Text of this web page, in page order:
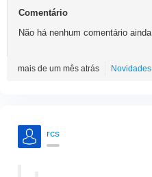
Comentário
Não há nenhum comentário ainda.
mais de um mês atrás Novidades
rcs